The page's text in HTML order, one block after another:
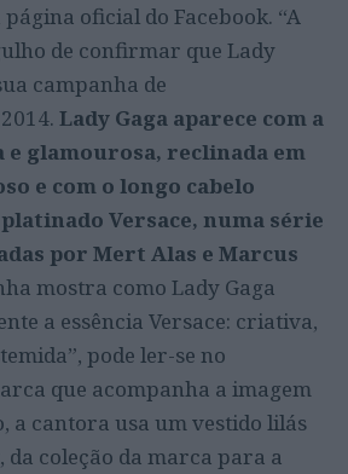
oficial do Facebook. “A
de confirmar que Lady
campanha de
Lady Gaga aparece com a
glamourosa, reclinada em
e com o longo cabelo
Versace, numa série
por Mert Alas e Marcus
mostra como Lady Gaga
a essência Versace: criativa,
pode ler-se no
que acompanha a imagem
a cantora usa um vestido lilás
da coleção da marca para a